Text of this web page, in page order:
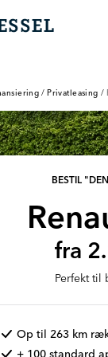
/ Privatleasing /
BESTIL
fra
Perfekt
Op til 263 km
+ 100 standard